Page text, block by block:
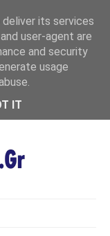
MENU
its services
user-agent are
and security
usage
IT